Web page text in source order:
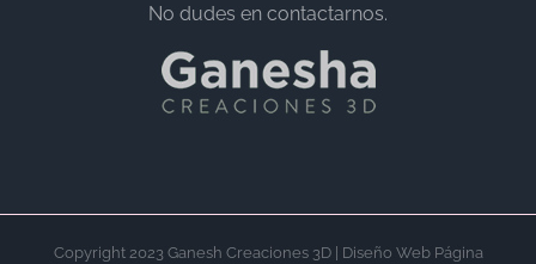
No dudes en contactarnos.
Copyright 2023 Ganesh Creaciones 3D | Diseño Web Página